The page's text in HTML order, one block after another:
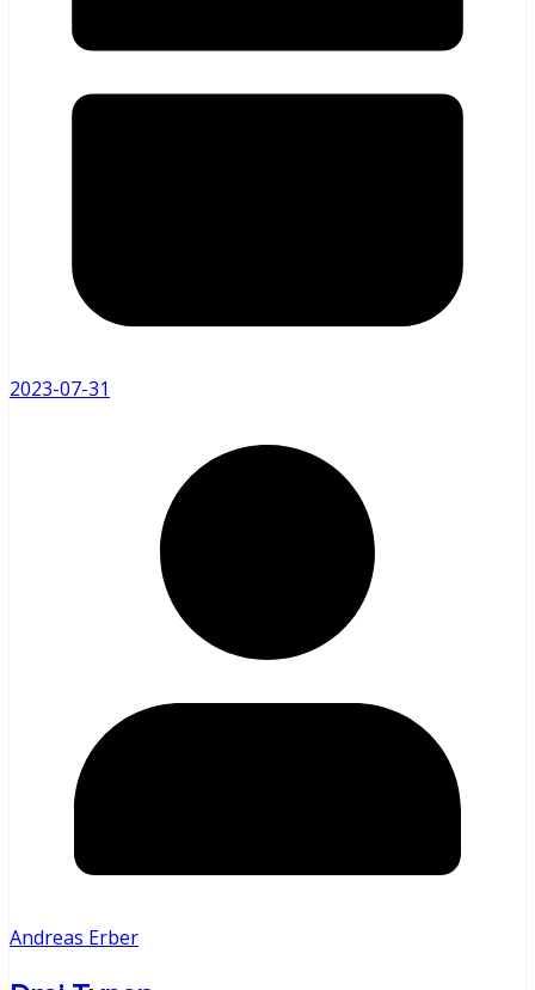
2023-07-31
Andreas Erber